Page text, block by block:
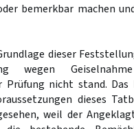
bemerkbar machen
dieser
wegen
Prüfung nicht stand. Das
dieses
weil der